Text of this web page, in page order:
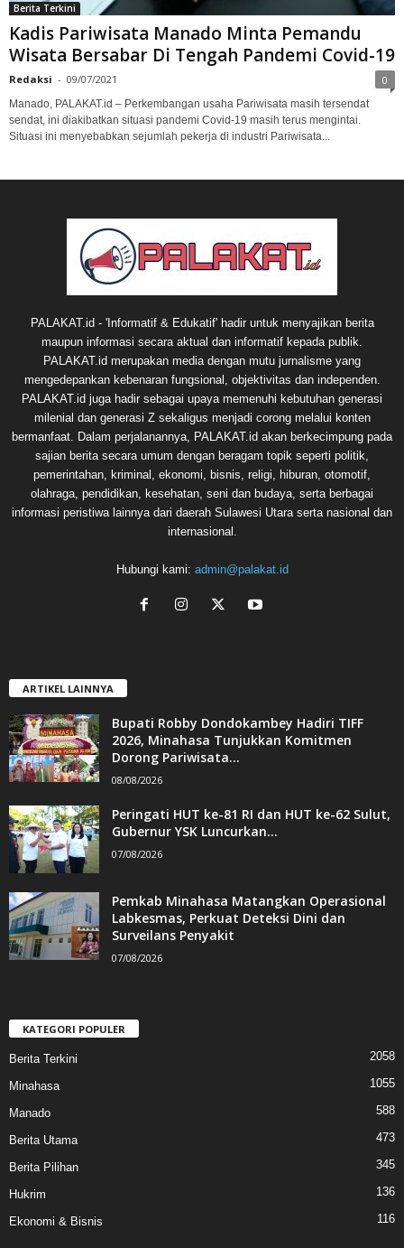
Berita Terkini
Kadis Pariwisata Manado Minta Pemandu
Wisata Bersabar Di Tengah Pandemi Covid-19
Redaksi - 09/07/2021 0
Manado, PALAKAT.id – Perkembangan usaha Pariwisata masih tersendat
sendat, ini diakibatkan situasi pandemi Covid-19 masih terus mengintai.
Situasi ini menyebabkan sejumlah pekerja di industri Pariwisata...
PALAKAT.id - 'Informatif & Edukatif' hadir untuk menyajikan berita
maupun informasi secara aktual dan informatif kepada publik.
PALAKAT.id merupakan media dengan mutu jurnalisme yang
mengedepankan kebenaran fungsional, objektivitas dan independen.
PALAKAT.id juga hadir sebagai upaya memenuhi kebutuhan generasi
milenial dan generasi Z sekaligus menjadi corong melalui konten
bermanfaat. Dalam perjalanannya, PALAKAT.id akan berkecimpung pada
sajian berita secara umum dengan beragam topik seperti politik,
pemerintahan, kriminal, ekonomi, bisnis, religi, hiburan, otomotif,
olahraga, pendidikan, kesehatan, seni dan budaya, serta berbagai
informasi peristiwa lainnya dari daerah Sulawesi Utara serta nasional dan
internasional.
Hubungi kami: admin@palakat.id
ARTIKEL LAINNYA
Bupati Robby Dondokambey Hadiri TIFF
2026, Minahasa Tunjukkan Komitmen
Dorong Pariwisata...
08/08/2026
Peringati HUT ke-81 RI dan HUT ke-62 Sulut,
Gubernur YSK Luncurkan...
07/08/2026
Pemkab Minahasa Matangkan Operasional
Labkesmas, Perkuat Deteksi Dini dan
Surveilans Penyakit
07/08/2026
KATEGORI POPULER
Berita Terkini 2058
Minahasa 1055
Manado 588
Berita Utama 473
Berita Pilihan 345
Hukrim 136
Ekonomi & Bisnis 116